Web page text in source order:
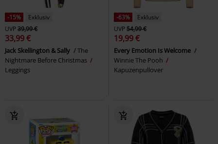
-15%
Exklusiv
UVP39,99 €
33,99 €
Jack Skellington & Sally
The
Nightmare Before Christmas
Leggings
-63%
Exklusiv
UVP54,99 €
19,99 €
Every Emotion Is Welcome
Winnie The Pooh
Kapuzenpullover